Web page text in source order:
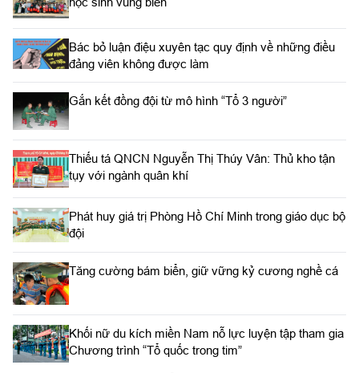
Bác bỏ luận điệu xuyên tạc quy định về những điều
đảng viên không được làm
Gắn kết đồng đội từ mô hình “Tổ 3 người”
Thiếu tá QNCN Nguyễn Thị Thúy Vân: Thủ kho tận
tụy với ngành quân khí
Phát huy giá trị Phòng Hồ Chí Minh trong giáo dục bộ
đội
Tăng cường bám biển, giữ vững kỷ cương nghề cá
Khối nữ du kích miền Nam nỗ lực luyện tập tham gia
Chương trình “Tổ quốc trong tim”